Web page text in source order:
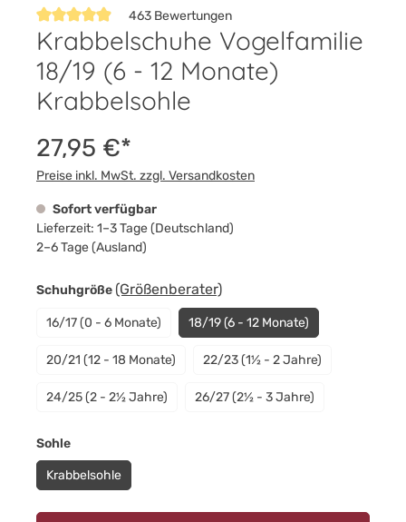
Durchschnittliche Bewertung von 4.9 von 5 Sternen
463 Bewertungen
Krabbelschuhe Vogelfamilie
18/19 (6 - 12 Monate)
Krabbelsohle
27,95 €*
Preise inkl. MwSt. zzgl. Versandkosten
Sofort verfügbar
Lieferzeit: 1–3 Tage (Deutschland)
2–6 Tage (Ausland)
Schuhgrößeauswählen
(Größenberater)
16/17 (0 - 6 Monate) 18/19 (6 - 12 Monate)
20/21 (12 - 18 Monate) 22/23 (1½ - 2 Jahre)
24/25 (2 - 2½ Jahre) 26/27 (2½ - 3 Jahre)
Sohleauswählen
Krabbelsohle